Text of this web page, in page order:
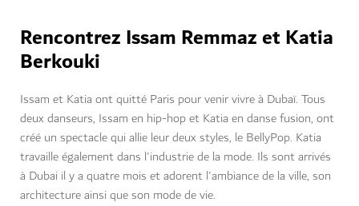
Rencontrez Issam Remmaz et Katia
Berkouki
Issam et Katia ont quitté Paris pour venir vivre à Dubaï. Tous
deux danseurs, Issam en hip-hop et Katia en danse fusion, ont
créé un spectacle qui allie leur deux styles, le BellyPop. Katia
travaille également dans l'industrie de la mode. Ils sont arrivés
à Dubai il y a quatre mois et adorent l'ambiance de la ville, son
architecture ainsi que son mode de vie.